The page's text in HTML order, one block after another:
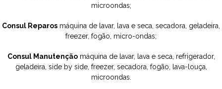
microondas;
Consul Reparos máquina de lavar, lava e seca, secadora, geladeira,
freezer, fogão, micro-ondas;
Consul Manutençãomáquina de lavar, lava e seca, refrigerador,
geladeira, side by side, freezer, secadora, fogão, lava-louça,
microondas.